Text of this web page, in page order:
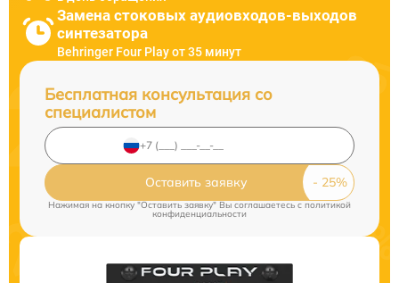
Замена стоковых аудиовходов-выходов
синтезатора
Behringer Four Play от 35 минут
Бесплатная консультация со
специалистом
Оставить заявку
Нажимая на кнопку "Оставить заявку" Вы соглашаетесь cполитикой
конфиденциальности